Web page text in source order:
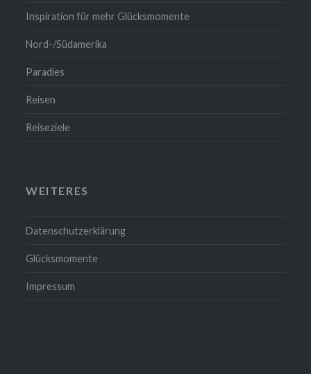
Inspiration für mehr Glücksmomente
Nord-/Südamerika
Paradies
Reisen
Reiseziele
WEITERES
Datenschutzerklärung
Glücksmomente
Impressum